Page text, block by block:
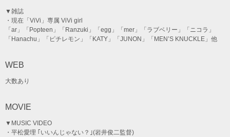
▼雑誌
・現在「ViVi」専属 ViVi girl
「ar」「Popteen」「Ranzuki」「egg」「mer」「ラブベリー」「ニコラ」
「Hanachu」「ピチレモン」「KATY」「JUNON」「MEN’S KNUCKLE」他
WEB
大数あり
MOVIE
▼MUSIC VIDEO
・平松愛理 ｢いいんじゃない？｣(岩井俊二監督)